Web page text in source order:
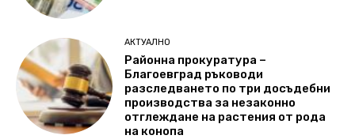
АКТУАЛНО
Районна прокуратура –
Благоевград ръководи
разследването по три досъдебни
производства за незаконно
отглеждане на растения от рода
на конопа